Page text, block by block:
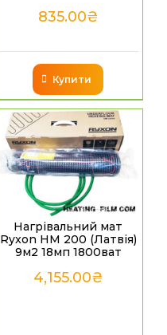
835.00₴
Купити
Нагрівальний мат
Ryxon HM 200 (Латвія)
9м2 18мп 1800ват
4,155.00₴